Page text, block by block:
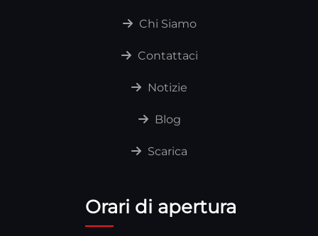
Chi Siamo
Contattaci
Notizie
Blog
Scarica
Orari di apertura